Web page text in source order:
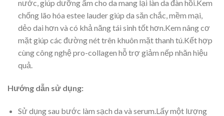
nước, giúp dưỡng ẩm cho da mang lại làn da đàn hồi.Kem
chống lão hóa estee lauder giúp da săn chắc, mềm mại,
dẻo dai hơn và có khả năng tái sinh tốt hơn.Kem nâng cơ
mặt giúp các đường nét trên khuôn mặt thanh tú.Kết hợp
cùng công nghệ pro-collagen hỗ trợ giảm nếp nhăn hiệu
quả.
Hướng dẫn sử dụng:
Sử dụng sau bước làm sạch da và serum.Lấy một lượng